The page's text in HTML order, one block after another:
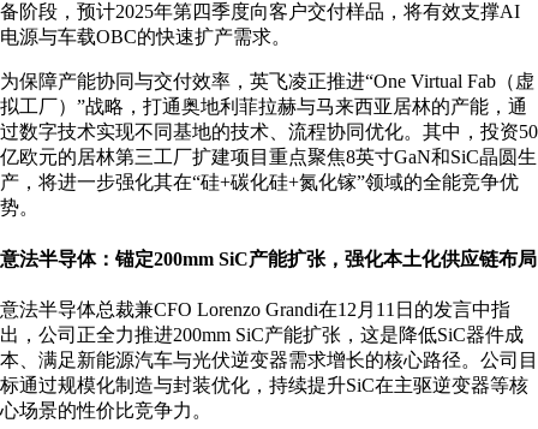
备阶段，预计2025年第四季度向客户交付样品，将有效支撑AI
电源与车载OBC的快速扩产需求。
为保障产能协同与交付效率，英飞凌正推进“One Virtual Fab（虚
拟工厂）”战略，打通奥地利菲拉赫与马来西亚居林的产能，通
过数字技术实现不同基地的技术、流程协同优化。其中，投资50
亿欧元的居林第三工厂扩建项目重点聚焦8英寸GaN和SiC晶圆生
产，将进一步强化其在“硅+碳化硅+氮化镓”领域的全能竞争优
势。
意法半导体：锚定200mm SiC产能扩张，强化本土化供应链布局
意法半导体总裁兼CFO Lorenzo Grandi在12月11日的发言中指
出，公司正全力推进200mm SiC产能扩张，这是降低SiC器件成
本、满足新能源汽车与光伏逆变器需求增长的核心路径。公司目
标通过规模化制造与封装优化，持续提升SiC在主驱逆变器等核
心场景的性价比竞争力。